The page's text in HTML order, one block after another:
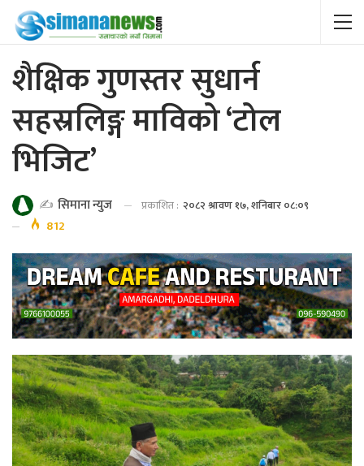
शैक्षिक गुणस्तर सुधार्न
सहस्रलिङ्ग माविको ‘टोल
भिजिट’
✍️ सिमाना न्युज प्रकाशित : २०८२ श्रावण १७, शनिबार ०८:०९
812